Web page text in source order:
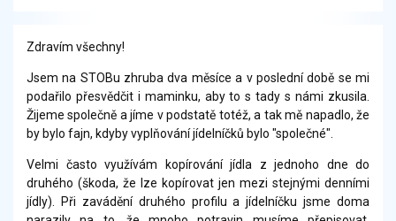
Zdravím všechny!
Jsem na STOBu zhruba dva měsíce a v poslední době se mi
podařilo přesvědčit i maminku, aby to s tady s námi zkusila.
Žijeme společně a jíme v podstatě totéž, a tak mě napadlo, že
by bylo fajn, kdyby vyplňování jídelníčků bylo "společné".
Velmi často využívám kopírování jídla z jednoho dne do
druhého (škoda, že lze kopírovat jen mezi stejnými denními
jídly). Při zavádění druhého profilu a jídelníčku jsme doma